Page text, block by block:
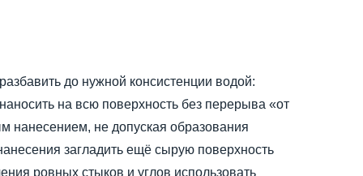
до нужной консистенции водой:
на всю поверхность без перерыва «от
нанесением, не допуская образования
загладить ещё сырую поверхность
ровных стыков и углов использовать